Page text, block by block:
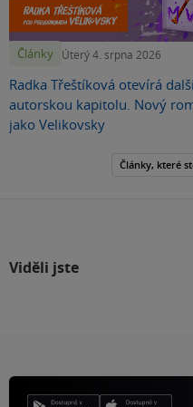
Články Úterý 4. srpna 2026
Radka Třeštíková otevírá
autorskou kapitolu. Nový
jako Velikovsky
Články, které
Viděli jste